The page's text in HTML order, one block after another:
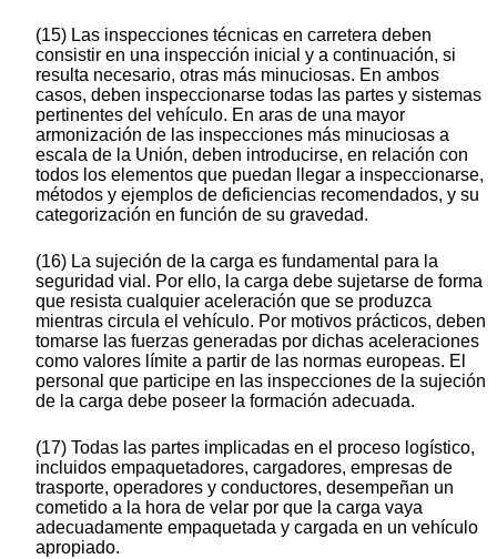
(15) Las inspecciones técnicas en carretera deben
consistir en una inspección inicial y a continuación, si
resulta necesario, otras más minuciosas. En ambos
casos, deben inspeccionarse todas las partes y sistemas
pertinentes del vehículo. En aras de una mayor
armonización de las inspecciones más minuciosas a
escala de la Unión, deben introducirse, en relación con
todos los elementos que puedan llegar a inspeccionarse,
métodos y ejemplos de deficiencias recomendados, y su
categorización en función de su gravedad.
(16) La sujeción de la carga es fundamental para la
seguridad vial. Por ello, la carga debe sujetarse de forma
que resista cualquier aceleración que se produzca
mientras circula el vehículo. Por motivos prácticos, deben
tomarse las fuerzas generadas por dichas aceleraciones
como valores límite a partir de las normas europeas. El
personal que participe en las inspecciones de la sujeción
de la carga debe poseer la formación adecuada.
(17) Todas las partes implicadas en el proceso logístico,
incluidos empaquetadores, cargadores, empresas de
trasporte, operadores y conductores, desempeñan un
cometido a la hora de velar por que la carga vaya
adecuadamente empaquetada y cargada en un vehículo
apropiado.